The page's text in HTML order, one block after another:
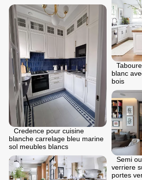
blanc
bois
Credence pour cuisine
blanche carrelage bleu marine
sol meubles blancs
Semi
verriere
portes